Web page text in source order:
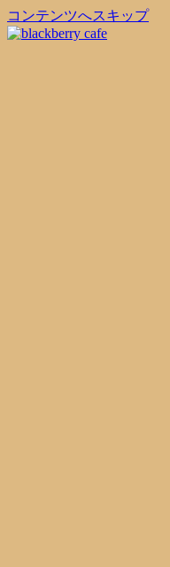
コンテンツへスキップ